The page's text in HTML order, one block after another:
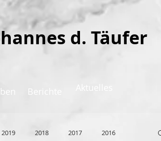
d. Täufer
Berichte
2019 2018 2017 2016